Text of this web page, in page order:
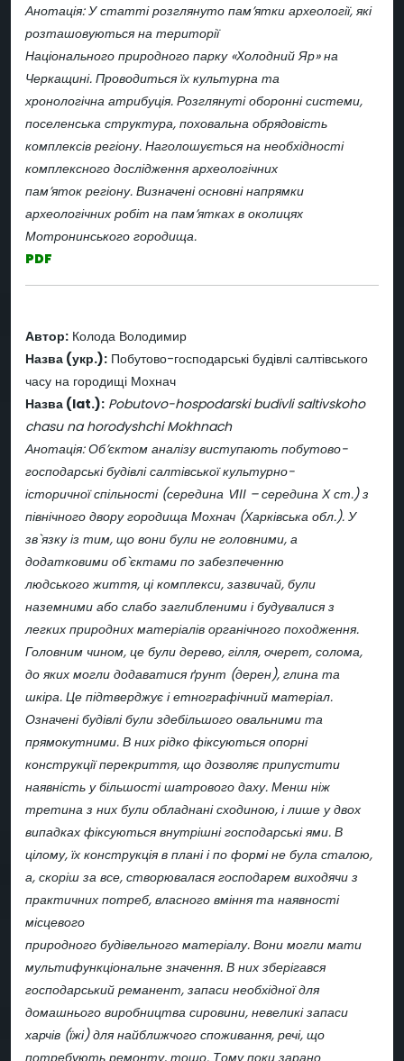
Анотація: У статті розглянуто пам’ятки археології, які
розташовуються на території
Національного природного парку «Холодний Яр» на
Черкащині. Проводиться їх культурна та
хронологічна атрибуція. Розглянуті оборонні системи,
поселенська структура, поховальна обрядовість
комплексів регіону. Наголошується на необхідності
комплексного дослідження археологічних
пам’яток регіону. Визначені основні напрямки
археологічних робіт на пам’ятках в околицях
Мотронинського городища.
PDF
Автор: Колода Володимир
Назва (укр.): Побутово-господарські будівлі салтівського
часу на городищі Мохнач
Назва (lat.): Pobutovo-hospodarski budivli saltivskoho
chasu na horodyshchi Mokhnach
Анотація: Об’єктом аналізу виступають побутово-
господарські будівлі салтівської культурно-
історичної спільності (середина VІІІ – середина Х ст.) з
північного двору городища Мохнач (Харківська обл.). У
зв`язку із тим, що вони були не головними, а
додатковими об`єктами по забезпеченню
людського життя, ці комплекси, зазвичай, були
наземними або слабо заглибленими і будувалися з
легких природних матеріалів органічного походження.
Головним чином, це були дерево, гілля, очерет, солома,
до яких могли додаватися ґрунт (дерен), глина та
шкіра. Це підтверджує і етнографічний матеріал.
Означені будівлі були здебільшого овальними та
прямокутними. В них рідко фіксуються опорні
конструкції перекриття, що дозволяє припустити
наявність у більшості шатрового даху. Менш ніж
третина з них були обладнані сходиною, і лише у двох
випадках фіксуються внутрішні господарські ями. В
цілому, їх конструкція в плані і по формі не була сталою,
а, скоріш за все, створювалася господарем виходячи з
практичних потреб, власного вміння та наявності
місцевого
природного будівельного матеріалу. Вони могли мати
мультифункціональне значення. В них зберігався
господарський реманент, запаси необхідної для
домашнього виробництва сировини, невеликі запаси
харчів (їжі) для найближчого споживання, речі, що
потребують ремонту, тощо. Тому поки зарано